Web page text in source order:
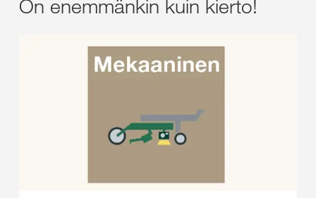
On enemmänkin kuin kierto!